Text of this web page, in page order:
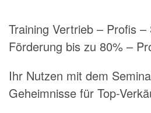
Training Vertrieb – Profis
Förderung bis zu 80% –
Ihr Nutzen mit dem
Geheimnisse für Top-